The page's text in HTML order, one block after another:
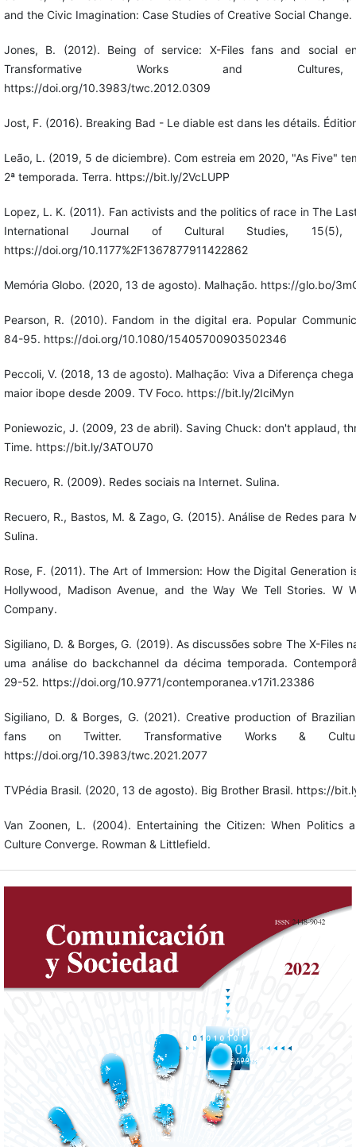
and the Civic Imagination: Case Studies of Creative Social Change.
Jones, B. (2012). Being of service: X-Files fans and social
Transformative Works and
https://doi.org/10.3983/twc.2012.0309
Jost, F. (2016). Breaking Bad - Le diable est dans les détails.
Leão, L. (2019, 5 de diciembre). Com estreia em 2020, "As Five"
2ª temporada. Terra. https://bit.ly/2VcLUPP
Lopez, L. K. (2011). Fan activists and the politics of race in The
International Journal of Cultural Studies, 15(5),
https://doi.org/10.1177%2F1367877911422862
Memória Globo. (2020, 13 de agosto). Malhação. https://glo.bo/
Pearson, R. (2010). Fandom in the digital era. Popular
84-95. https://doi.org/10.1080/15405700903502346
Peccoli, V. (2018, 13 de agosto). Malhação: Viva a Diferença
maior ibope desde 2009. TV Foco. https://bit.ly/2IciMyn
Poniewozic, J. (2009, 23 de abril). Saving Chuck: don't applaud,
Time. https://bit.ly/3ATOU70
Recuero, R. (2009). Redes sociais na Internet. Sulina.
Recuero, R., Bastos, M. & Zago, G. (2015). Análise de Redes para
Sulina.
Rose, F. (2011). The Art of Immersion: How the Digital Generation
Hollywood, Madison Avenue, and the Way We Tell Stories. W
Company.
Sigiliano, D. & Borges, G. (2019). As discussões sobre The X-Files
uma análise do backchannel da décima temporada.
29-52. https://doi.org/10.9771/contemporanea.v17i1.23386
Sigiliano, D. & Borges, G. (2021). Creative production of
fans on Twitter. Transformative Works &
https://doi.org/10.3983/twc.2021.2077
TVPédia Brasil. (2020, 13 de agosto). Big Brother Brasil. https://
Van Zoonen, L. (2004). Entertaining the Citizen: When Politics
Culture Converge. Rowman & Littlefield.